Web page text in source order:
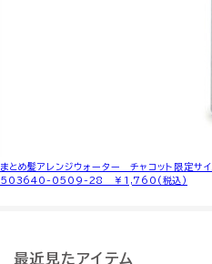
まとめ髪アレンジウォーター チャコット限
503640-0509-28 ￥1,760(税込)
最近見たアイテム